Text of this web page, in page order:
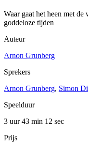
Waar gaat het heen met
goddeloze tijden
Auteur
Arnon Grunberg
Sprekers
Arnon Grunberg, Simon
Speelduur
3 uur 43 min 12 sec
Prijs